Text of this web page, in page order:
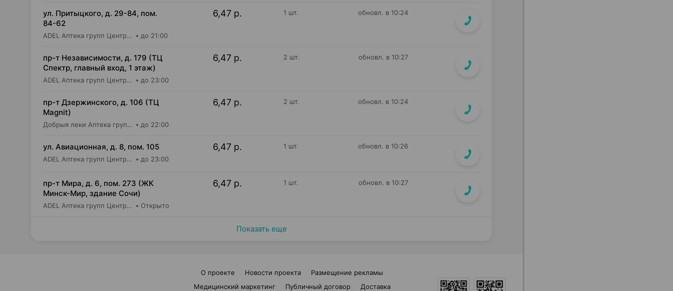
ул. Притыцкого, д. 29-84, пом.
84-62
ADEL Аптека групп Центр ООО Аптека №110 до 21:00
6,47 р. 1 шт. обновл. в 10:24
пр-т Независимости, д. 179 (ТЦ
Спектр, главный вход, 1 этаж)
ADEL Аптека групп Центр ООО Аптека №61 до 23:00
6,47 р. 2 шт. обновл. в 10:27
пр-т Дзержинского, д. 106 (ТЦ
Magnit)
Добрыя леки Аптека групп Центр ООО Аптека №113 до 22:00
6,47 р. 2 шт. обновл. в 10:24
ул. Авиационная, д. 8, пом. 105
ADEL Аптека групп Центр ООО Аптека №49 до 23:00
6,47 р. 1 шт. обновл. в 10:26
пр-т Мира, д. 6, пом. 273 (ЖК
Минск-Мир, здание Сочи)
ADEL Аптека групп Центр ООО Аптека №74 Открыто
6,47 р. 1 шт. обновл. в 10:27
Показать еще
О проекте Новости проекта
Размещение рекламы
Медицинский маркетинг
Публичный договор Доставка